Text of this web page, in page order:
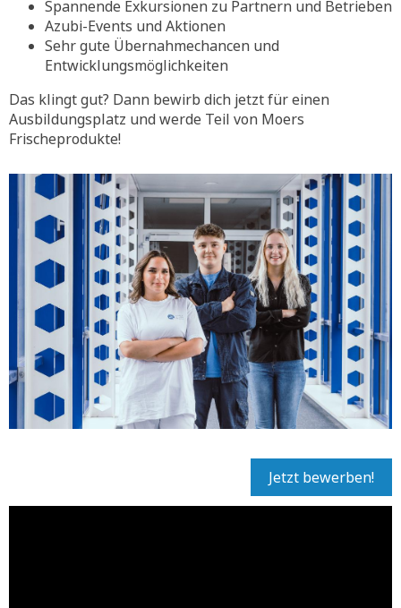
Spannende Exkursionen zu Partnern und Betrieben
Azubi-Events und Aktionen
Sehr gute Übernahmechancen und
Entwicklungsmöglichkeiten
Das klingt gut? Dann bewirb dich jetzt für einen
Ausbildungsplatz und werde Teil von Moers
Frischeprodukte!
Jetzt bewerben!